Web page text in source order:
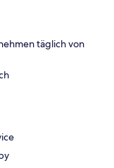
täglich von